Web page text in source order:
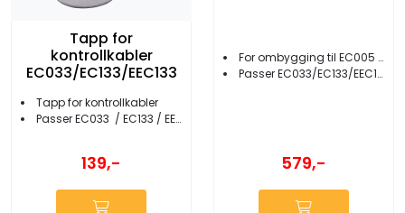
Tapp for
kontrollkabler
EC033/EC133/EEC133
Tapp for kontrollkabler
Passer EC033 / EC133 / EEC133
139,-
For ombygging til EC005 kabel
Passer EC033/EC133/EEC133
579,-